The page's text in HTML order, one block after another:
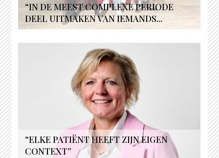
“IN DE MEEST COMPLEXE PERIODE
DEEL UITMAKEN VAN IEMANDS...
“ELKE PATIËNT HEEFT ZIJN EIGEN
CONTEXT”